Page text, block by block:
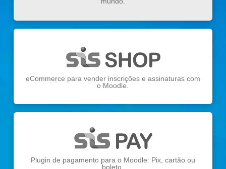
eCommerce para vender inscrições e assinaturas com
o Moodle.
Plugin de pagamento para o Moodle: Pix, cartão ou
boleto.